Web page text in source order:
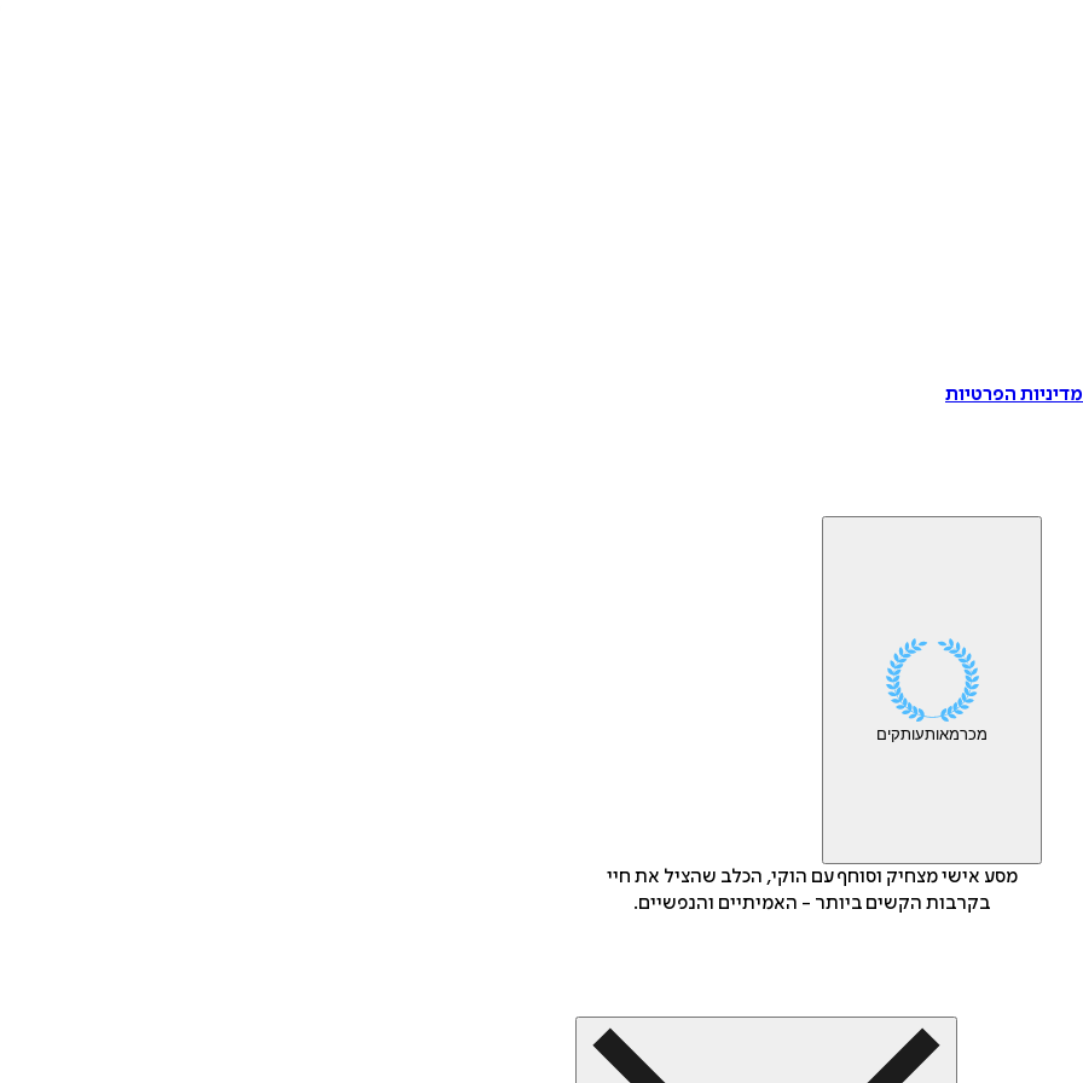
הפרטיות
מכרמאותעותקים
מסע אישי מצחיק וסוחף עם הוקי, הכלב שהציל את חיי
בקרבות הקשים ביותר - האמיתיים והנפשיים.